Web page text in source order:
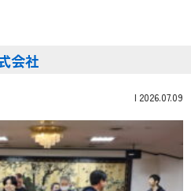
会社
| 2026.07.09